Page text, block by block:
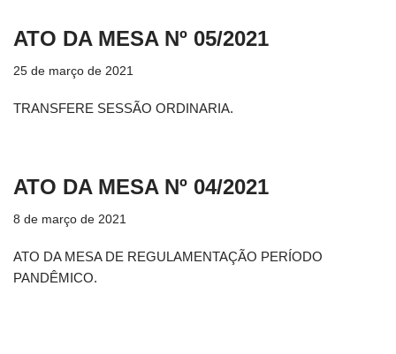
ATO DA MESA Nº 05/2021
25 de março de 2021
TRANSFERE SESSÃO ORDINARIA.
ATO DA MESA Nº 04/2021
8 de março de 2021
ATO DA MESA DE REGULAMENTAÇÃO PERÍODO
PANDÊMICO.